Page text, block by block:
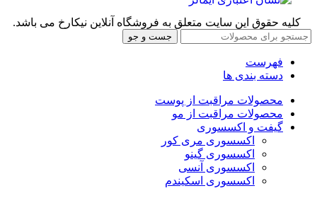
کلیه حقوق این سایت متعلق به فروشگاه آنلاین نیکارخ می باشد.
جست و جو
فهرست
دسته بندی ها
محصولات مراقبت از پوست
محصولات مراقبت از مو
گیفت و اکسسوری
اکسسوری مری کور
اکسسوری گینو
اکسسوری آنسی
اکسسوری اسکیندم